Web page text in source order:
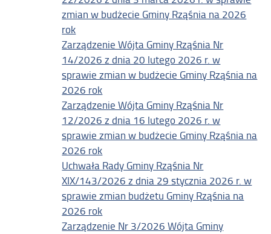
zmian w budżecie Gminy Rząśnia na 2026
rok
Zarządzenie Wójta Gminy Rząśnia Nr
14/2026 z dnia 20 lutego 2026 r. w
sprawie zmian w budżecie Gminy Rząśnia na
2026 rok
Zarządzenie Wójta Gminy Rząśnia Nr
12/2026 z dnia 16 lutego 2026 r. w
sprawie zmian w budżecie Gminy Rząśnia na
2026 rok
Uchwała Rady Gminy Rząśnia Nr
XIX/143/2026 z dnia 29 stycznia 2026 r. w
sprawie zmian budżetu Gminy Rząśnia na
2026 rok
Zarządzenie Nr 3/2026 Wójta Gminy